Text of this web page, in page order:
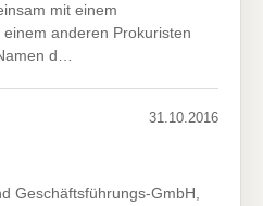
mit einem
anderen Prokuristen
d…
31.10.2016
Geschäftsführungs-GmbH,